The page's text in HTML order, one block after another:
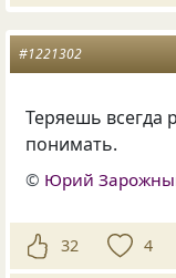
#1221302
Теряешь всегда
понимать.
© Юрий
32 4